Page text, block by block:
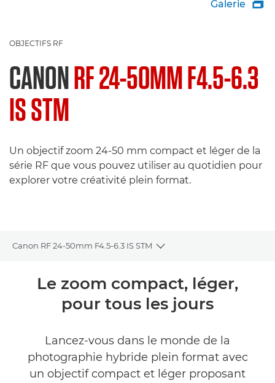
Galerie 
OBJECTIFS RF
CANONRF 24-50MM F4.5-6.3
IS STM
Un objectif zoom 24-50 mm compact et léger de la
série RF que vous pouvez utiliser au quotidien pour
explorer votre créativité plein format.
Canon RF 24-50mm F4.5-6.3 IS STM
Toggle breadcrumbs
Présentation
Caractéristiques
Commentaires
Le zoom compact, léger,
pour tous les jours
Lancez-vous dans le monde de la
photographie hybride plein format avec
un objectif compact et léger proposant